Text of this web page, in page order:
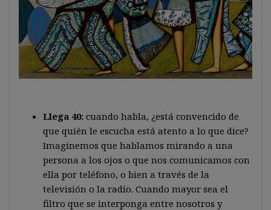
Llega 40: cuando habla, ¿está convencido de
que quién le escucha está atento a lo que dice?
Imaginemos que hablamos mirando a una
persona a los ojos o que nos comunicamos con
ella por teléfono, o bien a través de la
televisión o la radio. Cuando mayor sea el
filtro que se interponga entre nosotros y